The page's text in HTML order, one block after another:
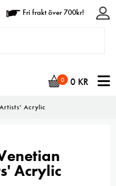
Fri frakt över 700kr!
0 0 KR
Acrylic
Acrylic